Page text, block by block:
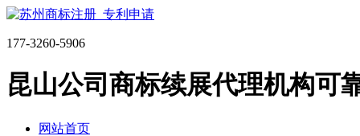
177-3260-5906
昆山公司商标续展代理机构可
网站首页